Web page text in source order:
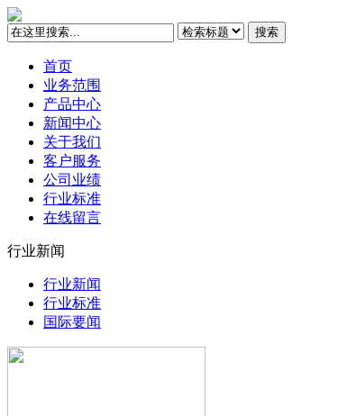
搜索
首页
业务范围
产品中心
新闻中心
关于我们
客户服务
公司业绩
行业标准
在线留言
行业新闻
行业新闻
行业标准
国际要闻